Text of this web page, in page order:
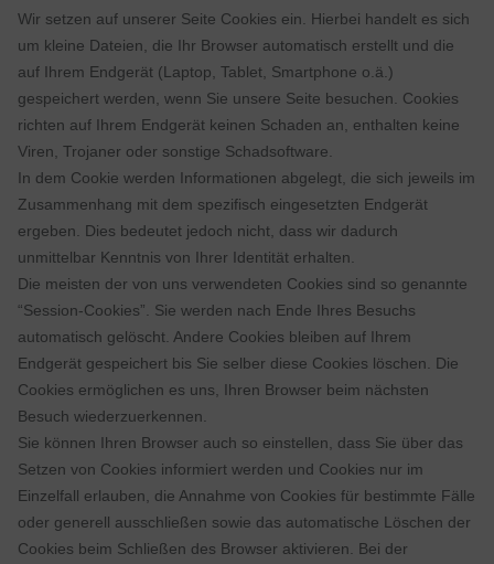
Wir setzen auf unserer Seite Cookies ein. Hierbei handelt es sich
um kleine Dateien, die Ihr Browser automatisch erstellt und die
auf Ihrem Endgerät (Laptop, Tablet, Smartphone o.ä.)
gespeichert werden, wenn Sie unsere Seite besuchen. Cookies
richten auf Ihrem Endgerät keinen Schaden an, enthalten keine
Viren, Trojaner oder sonstige Schadsoftware.
In dem Cookie werden Informationen abgelegt, die sich jeweils im
Zusammenhang mit dem spezifisch eingesetzten Endgerät
ergeben. Dies bedeutet jedoch nicht, dass wir dadurch
unmittelbar Kenntnis von Ihrer Identität erhalten.
Die meisten der von uns verwendeten Cookies sind so genannte
“Session-Cookies”. Sie werden nach Ende Ihres Besuchs
automatisch gelöscht. Andere Cookies bleiben auf Ihrem
Endgerät gespeichert bis Sie selber diese Cookies löschen. Die
Cookies ermöglichen es uns, Ihren Browser beim nächsten
Besuch wiederzuerkennen.
Sie können Ihren Browser auch so einstellen, dass Sie über das
Setzen von Cookies informiert werden und Cookies nur im
Einzelfall erlauben, die Annahme von Cookies für bestimmte Fälle
oder generell ausschließen sowie das automatische Löschen der
Cookies beim Schließen des Browser aktivieren. Bei der